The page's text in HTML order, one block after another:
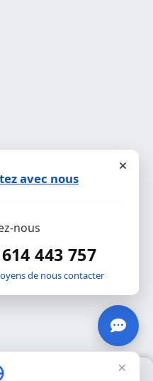
cookies pour le
avec nous
nous
443 757
de nous contacter
×